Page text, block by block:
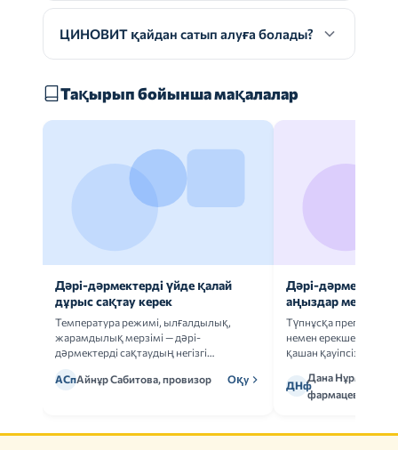
ЦИНОВИТ қайдан сатып алуға болады?
Тақырып бойынша мақалалар
Дәрі-дәрмектерді үйде қалай
дұрыс сақтау керек
Температура режимі, ылғалдылық,
жарамдылық мерзімі — дәрі-
дәрмектерді сақтаудың негізгі
АСпАйнұр Сабитова, провизор Оқу
Дәрі-дәрмек
аңыздар мен
Түпнұсқа
немен ерекшеленеді
қашан қауіпсіз.
ДНф
Дана
фармацевт